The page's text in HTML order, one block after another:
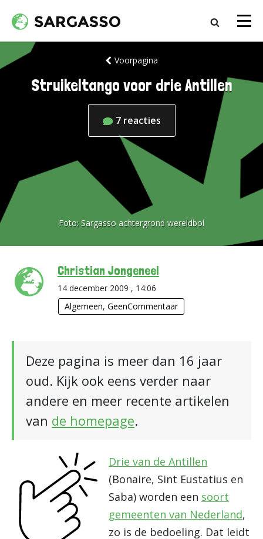
Voorpagina
Struikeltango voor drie Antillen
7 reacties
Foto: Sargasso achtergrond wereldbol
Christian Jongeneel
14 december 2009 , 14:06
Algemeen, GeenCommentaar
Deze pagina is meer dan 16 jaar
oud. Kijk ook eens verder naar
andere en meer recente artikelen
van de homepage.
Drie van de Antillen
(Bonaire, Sint Eustatius en
Saba) worden een soort
gemeenten van Nederland,
zo is de bedoeling. Dat leidt